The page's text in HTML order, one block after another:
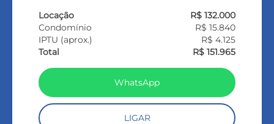
Locação
R$ 132.000
Condomínio
R$ 15.840
IPTU (aprox.)
R$ 4.125
Total
R$ 151.965
WhatsApp
LIGAR